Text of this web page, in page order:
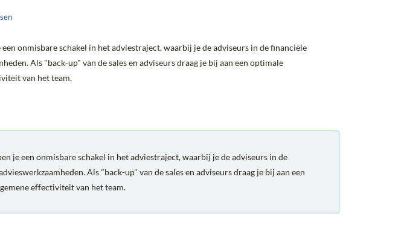
onmisbare schakel in het adviestraject, waarbij je de adviseurs in de financiële
Als "back-up" van de sales en adviseurs draag je bij aan een optimale
van het team.
je een onmisbare schakel in het adviestraject, waarbij je de adviseurs in de
Als "back-up" van de sales en adviseurs draag je bij aan een
effectiviteit van het team.